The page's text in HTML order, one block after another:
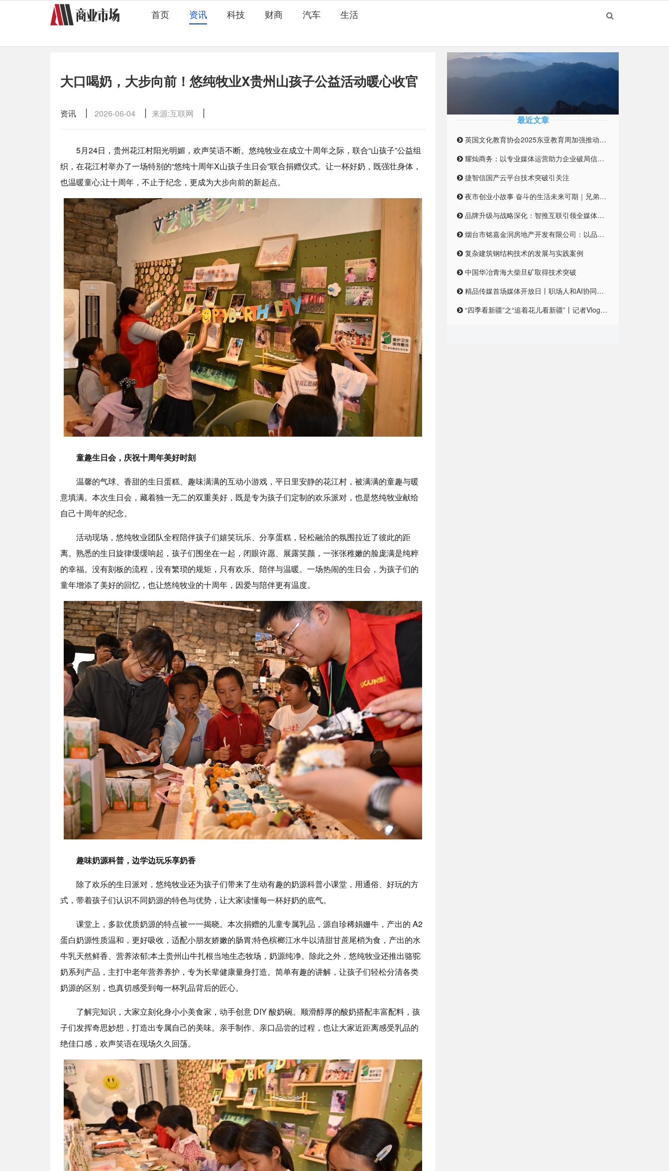
首页 资讯 科技 财商 汽车 生活
大口喝奶，大步向前！悠纯牧业X贵州山孩子公益活动暖心收官
资讯 2026-06-04 来源:互联网
5月24日，贵州花江村阳光明媚，欢声笑语不断。悠纯牧业在成立十周年之际，联合“山孩子”公益组
织，在花江村举办了一场特别的“悠纯十周年X山孩子生日会”联合捐赠仪式。让一杯好奶，既强壮身体，
也温暖童心;让十周年，不止于纪念，更成为大步向前的新起点。
童趣生日会，庆祝十周年美好时刻
温馨的气球、香甜的生日蛋糕、趣味满满的互动小游戏，平日里安静的花江村，被满满的童趣与暖
意填满。本次生日会，藏着独一无二的双重美好，既是专为孩子们定制的欢乐派对，也是悠纯牧业献给
自己十周年的纪念。
活动现场，悠纯牧业团队全程陪伴孩子们嬉笑玩乐、分享蛋糕，轻松融洽的氛围拉近了彼此的距
离。熟悉的生日旋律缓缓响起，孩子们围坐在一起，闭眼许愿、展露笑颜，一张张稚嫩的脸庞满是纯粹
的幸福。没有刻板的流程，没有繁琐的规矩，只有欢乐、陪伴与温暖。一场热闹的生日会，为孩子们的
童年增添了美好的回忆，也让悠纯牧业的十周年，因爱与陪伴更有温度。
趣味奶源科普，边学边玩乐享奶香
除了欢乐的生日派对，悠纯牧业还为孩子们带来了生动有趣的奶源科普小课堂，用通俗、好玩的方
式，带着孩子们认识不同奶源的特色与优势，让大家读懂每一杯好奶的底气。
课堂上，多款优质奶源的特点被一一揭晓。本次捐赠的儿童专属乳品，源自珍稀娟姗牛，产出的 A2
蛋白奶源性质温和，更好吸收，适配小朋友娇嫩的肠胃;特色槟榔江水牛以清甜甘蔗尾梢为食，产出的水
牛乳天然鲜香、营养浓郁;本土贵州山牛扎根当地生态牧场，奶源纯净。除此之外，悠纯牧业还推出骆驼
奶系列产品，主打中老年营养养护，专为长辈健康量身打造。简单有趣的讲解，让孩子们轻松分清各类
奶源的区别，也真切感受到每一杯乳品背后的匠心。
了解完知识，大家立刻化身小小美食家，动手创意 DIY 酸奶碗。顺滑醇厚的酸奶搭配丰富配料，孩
子们发挥奇思妙想，打造出专属自己的美味。亲手制作、亲口品尝的过程，也让大家近距离感受乳品的
绝佳口感，欢声笑语在现场久久回荡。
最近文章
英国文化教育协会2025东亚教育周加强推动英国与东亚高等教育合作伙伴关系
耀灿商务：以专业媒体运营助力企业破局信息迷雾
捷智信国产云平台技术突破引关注
夜市创业小故事 奋斗的生活未来可期｜兄弟合伙摆摊 开启创业之路
品牌升级与战略深化：智推互联引领全媒体整合营销新纪元
烟台市铭嘉金润房地产开发有限公司：以品质筑梦，引领未来居住新风尚
复杂建筑钢结构技术的发展与实践案例
中国华冶青海大柴旦矿取得技术突破
精品传媒首场媒体开放日丨职场人和AI协同合作，是一种怎样的体验？
“四季看新疆”之“追着花儿看新疆”丨记者Vlog:记者在和田直播带货艾德莱斯,首秀怎么样?